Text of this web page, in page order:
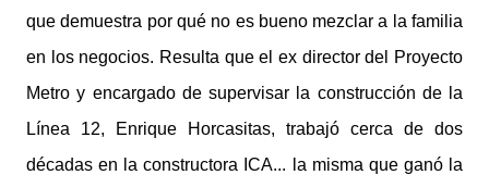
que demuestra por qué no es bueno mezclar a la familia
en los negocios. Resulta que el ex director del Proyecto
Metro y encargado de supervisar la construcción de la
Línea 12, Enrique Horcasitas, trabajó cerca de dos
décadas en la constructora ICA... la misma que ganó la